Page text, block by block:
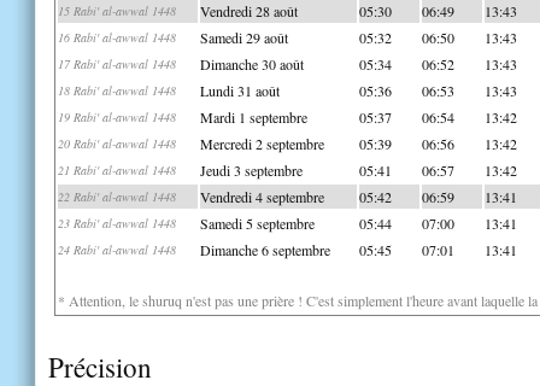
15 Rabi' al-awwal 1448 Vendredi 28 août 05:30 06:49 13:43
16 Rabi' al-awwal 1448 Samedi 29 août 05:32 06:50 13:43
17 Rabi' al-awwal 1448 Dimanche 30 août 05:34 06:52 13:43
18 Rabi' al-awwal 1448 Lundi 31 août 05:36 06:53 13:43
19 Rabi' al-awwal 1448 Mardi 1 septembre 05:37 06:54 13:42
20 Rabi' al-awwal 1448 Mercredi 2 septembre 05:39 06:56 13:42
21 Rabi' al-awwal 1448 Jeudi 3 septembre 05:41 06:57 13:42
22 Rabi' al-awwal 1448 Vendredi 4 septembre 05:42 06:59 13:41
23 Rabi' al-awwal 1448 Samedi 5 septembre 05:44 07:00 13:41
24 Rabi' al-awwal 1448 Dimanche 6 septembre 05:45 07:01 13:41
* Attention, le shuruq n'est pas une prière ! C'est simplement l'heure avant laquelle
Précision